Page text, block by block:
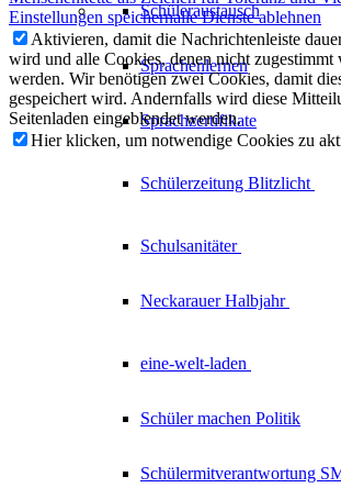
Schüleraustausch
Sprachenlernen
Sprachzertifikate
Schülerzeitung Blitzlicht
Schulsanitäter
NeckarauerHalbjahr
eine-welt-laden
Schüler machen Politik
Schülermitverantwortung
Einstellungen speichernalle Dienste ablehnen
Aktivieren, damit die Nachrichtenleiste
wird und alle Cookies, denen nicht zugestimmt
werden. Wir benötigen zwei Cookies, damit
gespeichert wird. Andernfalls wird diese
Seitenladen eingeblendet werden.
Hier klicken, um notwendige Cookies zu